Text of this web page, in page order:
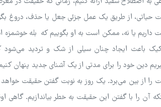
از طریق یک عمل جزئی جعل یا حذف، دروغ
داریم یا نه، ممکن است به او بگوییم که بله خوشمزه
باعث ایجاد چنان سیلی از شک و تردید می‌شود
دین خود را برای مدتی از یک آشنای جدید پنهان
از بین می‌برد. یک روز به نوبت گفتن حقیقت خواهد
آن را با گفتن این حقیقت به خطر بیاندازیم. گاهی